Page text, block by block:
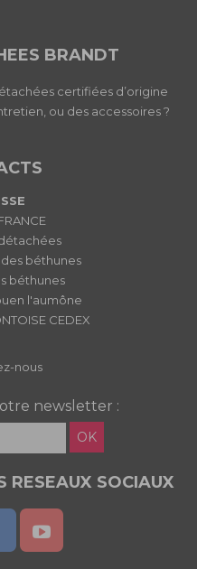
BRANDT
certifiées d’origine
ou des accessoires ?
béthunes
béthunes
l'aumône
CEDEX
nous
newsletter :
OK
RESEAUX SOCIAUX